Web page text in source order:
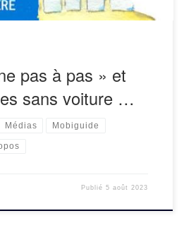
pas à pas » et
sans voiture …
Médias Mobiguide
Publié5 août 2023